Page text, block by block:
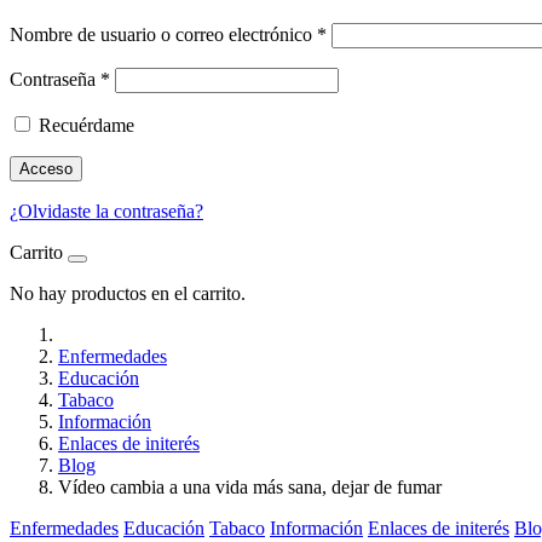
Nombre de usuario o correo electrónico *
Contraseña *
Recuérdame
Acceso
¿Olvidaste la contraseña?
Carrito
No hay productos en el carrito.
Enfermedades
Educación
Tabaco
Información
Enlaces de initerés
Blog
Vídeo cambia a una vida más sana, dejar de fumar
Enfermedades Educación Tabaco Información Enlaces de initerés